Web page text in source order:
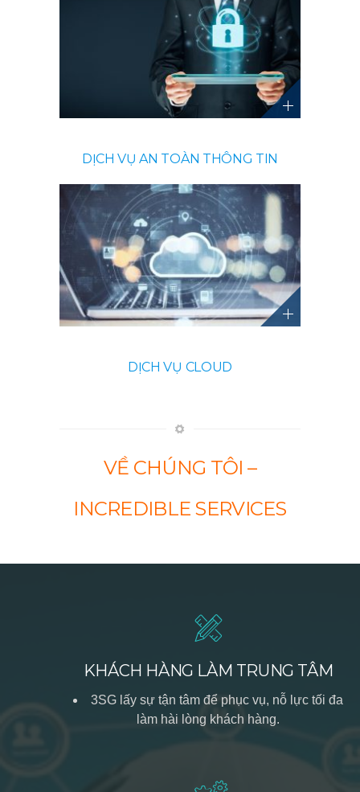
DỊCH VỤ AN TOÀN THÔNG TIN
DỊCH VỤ CLOUD
VỀ CHÚNG TÔI –
INCREDIBLE SERVICES
KHÁCH HÀNG LÀM TRUNG TÂM
3SG lấy sự tận tâm để phục vụ, nỗ lực tối đa
làm hài lòng khách hàng.